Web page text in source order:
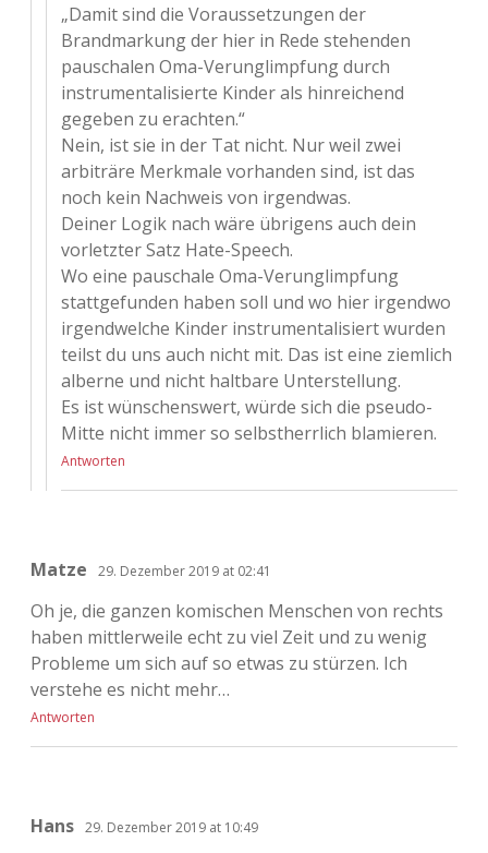
„Damit sind die Voraussetzungen der
Brandmarkung der hier in Rede stehenden
pauschalen Oma-Verunglimpfung durch
instrumentalisierte Kinder als hinreichend
gegeben zu erachten.“
Nein, ist sie in der Tat nicht. Nur weil zwei
arbiträre Merkmale vorhanden sind, ist das
noch kein Nachweis von irgendwas.
Deiner Logik nach wäre übrigens auch dein
vorletzter Satz Hate-Speech.
Wo eine pauschale Oma-Verunglimpfung
stattgefunden haben soll und wo hier irgendwo
irgendwelche Kinder instrumentalisiert wurden
teilst du uns auch nicht mit. Das ist eine ziemlich
alberne und nicht haltbare Unterstellung.
Es ist wünschenswert, würde sich die pseudo-
Mitte nicht immer so selbstherrlich blamieren.
Antworten
Matze 29. Dezember 2019 at 02:41
Oh je, die ganzen komischen Menschen von rechts
haben mittlerweile echt zu viel Zeit und zu wenig
Probleme um sich auf so etwas zu stürzen. Ich
verstehe es nicht mehr…
Antworten
Hans 29. Dezember 2019 at 10:49